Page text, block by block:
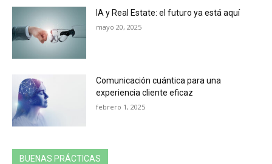
IA y Real Estate: el futuro ya está aquí
mayo 20, 2025
Comunicación cuántica para una
experiencia cliente eficaz
febrero 1, 2025
BUENAS PRÁCTICAS